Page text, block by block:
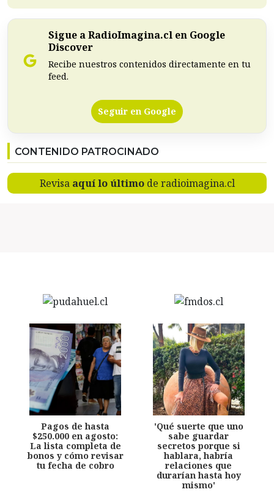
Sigue a RadioImagina.cl en Google
Discover
Recibe nuestros contenidos directamente en tu
feed.
Seguir en Google
CONTENIDO PATROCINADO
Revisa aquí lo últimode radioimagina.cl
Pagos de hasta
$250.000 en agosto:
La lista completa de
bonos y cómo revisar
tu fecha de cobro
'Qué suerte que uno
sabe guardar
secretos porque si
hablara, habría
relaciones que
durarían hasta hoy
mismo'